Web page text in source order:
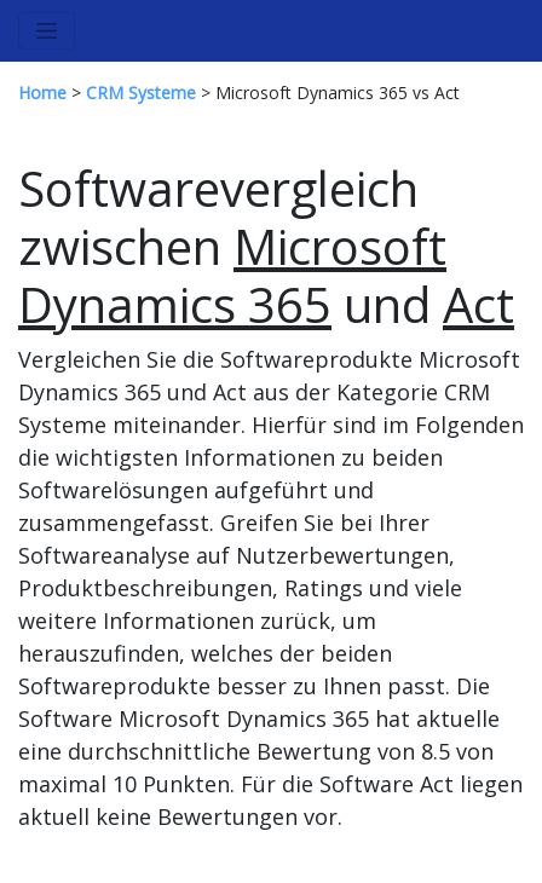
Home > CRM Systeme > Microsoft Dynamics 365 vs Act
Softwarevergleich
zwischen Microsoft
Dynamics 365 und Act
Vergleichen Sie die Softwareprodukte Microsoft
Dynamics 365 und Act aus der Kategorie CRM
Systeme miteinander. Hierfür sind im Folgenden
die wichtigsten Informationen zu beiden
Softwarelösungen aufgeführt und
zusammengefasst. Greifen Sie bei Ihrer
Softwareanalyse auf Nutzerbewertungen,
Produktbeschreibungen, Ratings und viele
weitere Informationen zurück, um
herauszufinden, welches der beiden
Softwareprodukte besser zu Ihnen passt. Die
Software Microsoft Dynamics 365 hat aktuelle
eine durchschnittliche Bewertung von 8.5 von
maximal 10 Punkten. Für die Software Act liegen
aktuell keine Bewertungen vor.